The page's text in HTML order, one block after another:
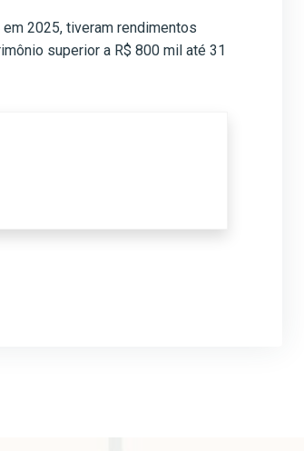
2025, tiveram rendimentos
superior a R$ 800 mil até 31